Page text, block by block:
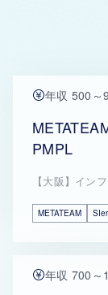
年収 500～
PMPL
【大阪】イン
METATEAM
年収 700～